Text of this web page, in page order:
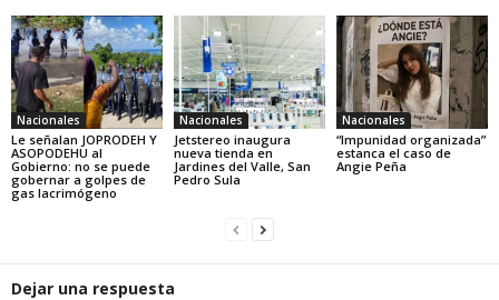
Nacionales
Le señalan JOPRODEH Y
ASOPODEHU al
Gobierno: no se puede
gobernar a golpes de
gas lacrimógeno
Nacionales
Jetstereo inaugura
nueva tienda en
Jardines del Valle, San
Pedro Sula
Nacionales
“Impunidad organizada”
estanca el caso de
Angie Peña
Dejar una respuesta